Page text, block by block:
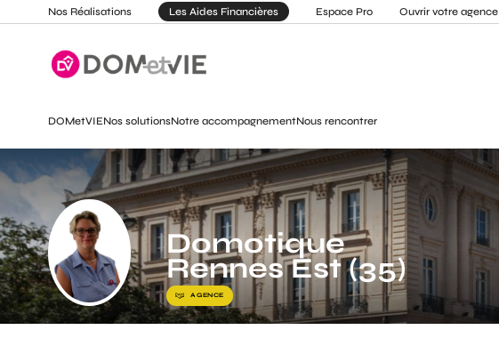
Nos Réalisations Les Aides Financières Espace Pro Ouvrir votre agence
DOMetVIENos solutionsNotre accompagnementNous rencontrer
Domotique
Rennes Est (35)
AGENCE